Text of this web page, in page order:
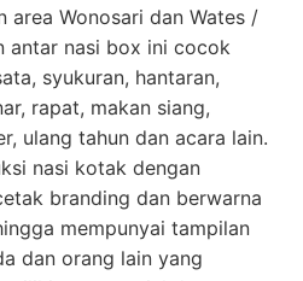
area Wonosari dan Wates /
antar nasi box ini cocok
syukuran, hantaran,
rapat, makan siang,
ulang tahun dan acara lain.
nasi kotak dengan
branding dan berwarna
mempunyai tampilan
dan orang lain yang